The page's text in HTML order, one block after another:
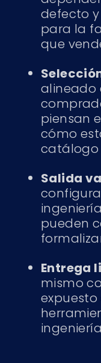
defecto
para la
que
alineado
piensan
cómo
catálogo
Salida
pueden
Entrega
mismo
expuesto